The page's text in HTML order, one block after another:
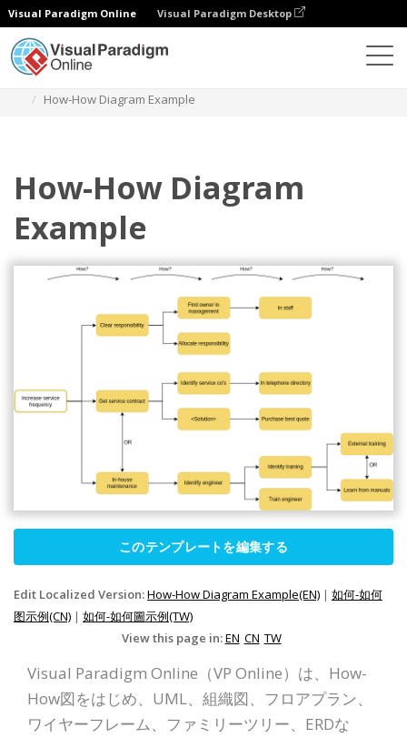
Visual Paradigm Online Visual Paradigm Desktop
How-How Diagram Example
How-How Diagram
Example
このテンプレートを編集する
Edit Localized Version:How-How Diagram Example(EN) | 如何-如何
图示例(CN) | 如何-如何圖示例(TW)
View this page in:EN CN TW
Visual Paradigm Online（VP Online）は、How-
How図をはじめ、UML、組織図、フロアプラン、
ワイヤーフレーム、ファミリーツリー、ERDな